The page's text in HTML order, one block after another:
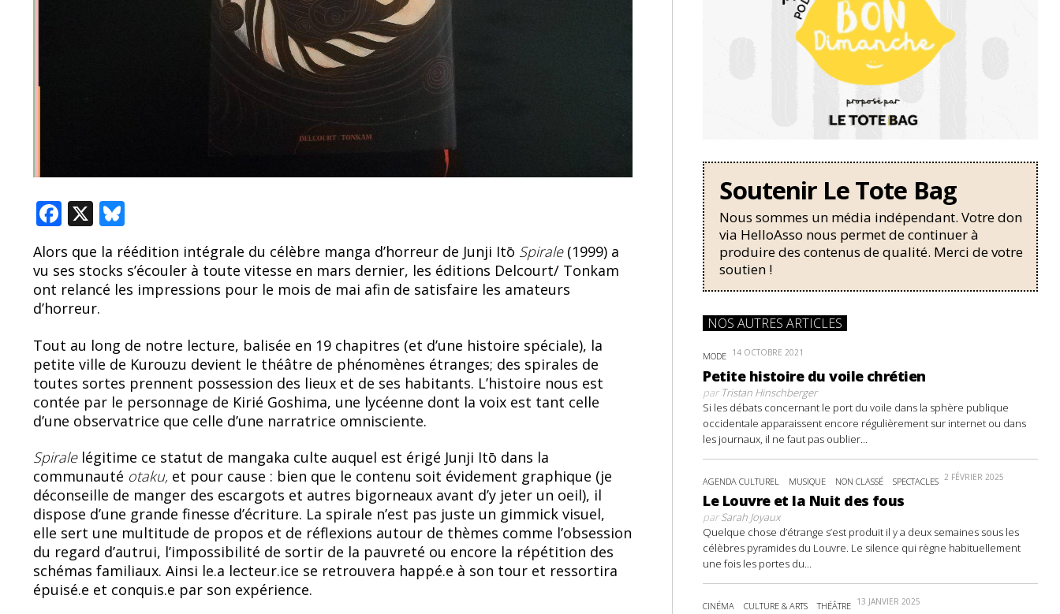
F
e
b
o
o
k
X
u
e
sk
Alors que la réédition intégrale du célèbre manga d’horreur de Junji Itō Spirale(1999) a
vu ses stocks s’écouler à toute vitesse en mars dernier, les éditions Delcourt/ Tonkam
ont relancé les impressions pour le mois de mai afin de satisfaire les amateurs
d’horreur.
Tout au long de notre lecture, balisée en 19 chapitres (et d’une histoire spéciale), la
petite ville de Kurouzu devient le théâtre de phénomènes étranges; des spirales de
toutes sortes prennent possession des lieux et de ses habitants. L’histoire nous est
contée par le personnage de Kirié Goshima, une lycéenne dont la voix est tant celle
d’une observatrice que celle d’une narratrice omnisciente.
Spirale légitime ce statut de mangaka culte auquel est érigé Junji Itō dans la
communauté otaku, et pour cause : bien que le contenu soit évidement graphique (je
déconseille de manger des escargots et autres bigorneaux avant d’y jeter un oeil), il
dispose d’une grande finesse d’écriture. La spirale n’est pas juste un gimmick visuel,
elle sert une multitude de propos et de réflexions autour de thèmes comme l’obsession
du regard d’autrui, l’impossibilité de sortir de la pauvreté ou encore la répétition des
schémas familiaux. Ainsi le.a lecteur.ice se retrouvera happé.e à son tour et ressortira
épuisé.e et conquis.e par son expérience.
Soutenir Le Tote Bag
Nous sommes un média indépendant. Votre don
via HelloAsso nous permet de continuer à
produire des contenus de qualité. Merci de votre
soutien !
NOS AUTRES ARTICLES
MODE 14 OCTOBRE 2021
Petite histoire du voile chrétien
parTristan Hinschberger
Si les débats concernant le port du voile dans la sphère publique
occidentale apparaissent encore régulièrement sur internet ou dans
les journaux, il ne faut pas oublier...
AGENDA CULTUREL MUSIQUE NON CLASSÉ SPECTACLES 2 FÉVRIER 2025
Le Louvre et la Nuit des fous
parSarah Joyaux
Quelque chose d’étrange s’est produit il y a deux semaines sous les
célèbres pyramides du Louvre. Le silence qui règne habituellement
une fois les portes du...
CINÉMA CULTURE & ARTS THÉÂTRE 13 JANVIER 2025